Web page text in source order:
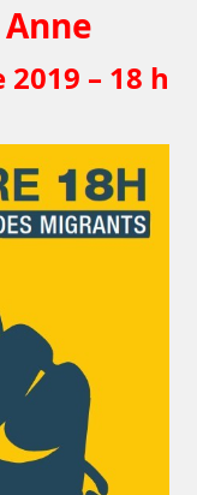
– 18 h